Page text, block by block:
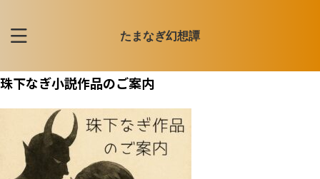
たまなぎ幻想譚
珠下なぎ小説作品のご案内